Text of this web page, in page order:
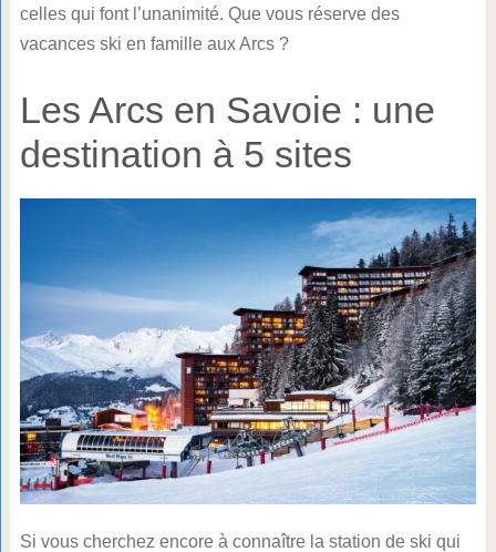
celles qui font l’unanimité. Que vous réserve des
vacances ski en famille aux Arcs ?
Les Arcs en Savoie : une
destination à 5 sites
Si vous cherchez encore à connaître la station de ski qui